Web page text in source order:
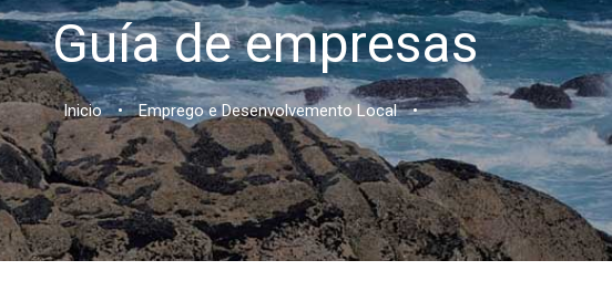
Guía de empresas
Inicio • Emprego e Desenvolvemento Local •